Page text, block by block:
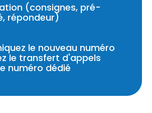
(consignes, pré-
répondeur)
le nouveau numéro
le transfert d'appels
numéro dédié